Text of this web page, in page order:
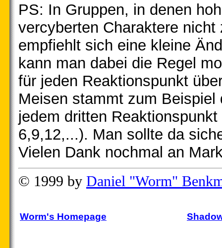
PS: In Gruppen, in denen
vercyberten Charaktere
empfiehlt sich eine kleine
kann man dabei die Regel
für jeden Reaktionspunkt
Meisen stammt zum
jedem dritten
6,9,12,...). Man sollte da
Vielen Dank nochmal an
© 1999 by Daniel "Worm"
Worm's Homepage